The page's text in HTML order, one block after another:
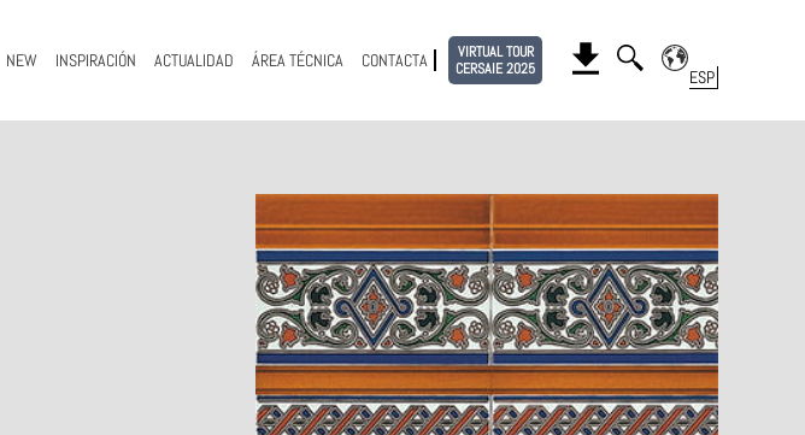
NEW INSPIRACIÓN ACTUALIDAD ÁREA TÉCNICA CONTACTA
VIRTUAL TOUR
CERSAIE 2025